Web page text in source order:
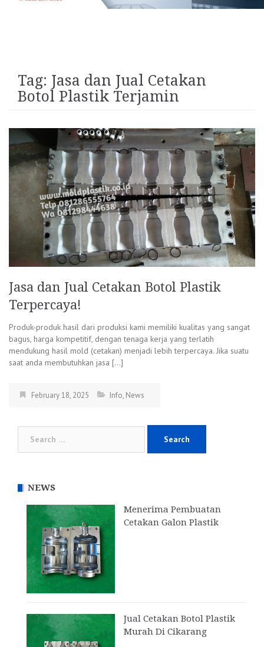
Tag: Jasa dan Jual Cetakan
Botol Plastik Terjamin
Jasa dan Jual Cetakan Botol Plastik
Terpercaya!
Produk-produk hasil dari produksi kami memiliki kualitas yang sangat
bagus, harga kompetitif, dengan tenaga kerja yang terlatih
mendukung hasil mold (cetakan) menjadi lebih terpercaya. Jika suatu
saat anda membutuhkan jasa […]
February 18, 2025 Info, News
NEWS
Menerima Pembuatan
Cetakan Galon Plastik
Jual Cetakan Botol Plastik
Murah Di Cikarang